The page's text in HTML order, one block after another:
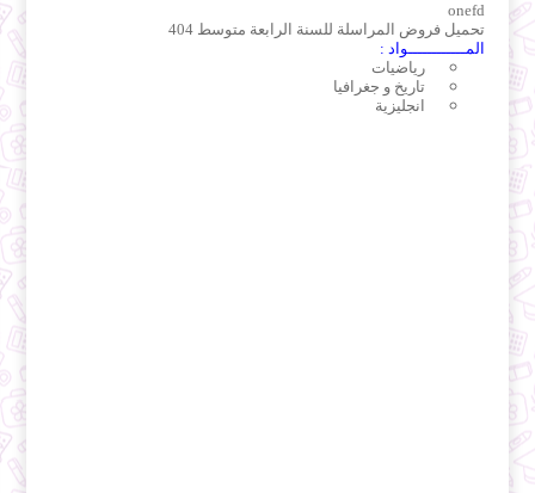
onefd
تحميل فروض المراسلة للسنة الرابعة متوسط 404
المــــــــــــواد :
رياضيات
تاريخ و جغرافيا
انجليزية